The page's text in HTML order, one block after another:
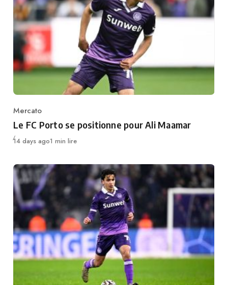
Category
Mercato
Le FC Porto se positionne pour Ali Maamar
Publié
14 days ago1 min lire